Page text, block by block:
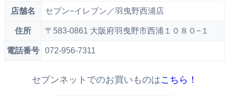
店舗名 セブン−イレブン／羽曳野西浦店
住所 〒583-0861 大阪府羽曳野市西浦１０８０−１
電話番号 072-956-7311
セブンネットでのお買いものはこちら！